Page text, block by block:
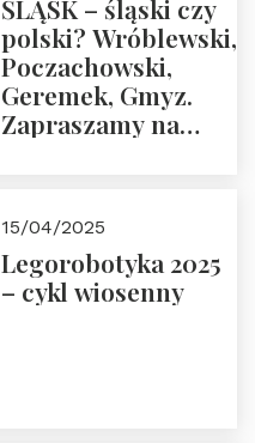
ŚLĄSK – śląski czy
polski? Wróblewski,
Poczachowski,
Geremek, Gmyz.
Zapraszamy na
Trójmorza.
15/04/2025
Legorobotyka 2025
– cykl wiosenny